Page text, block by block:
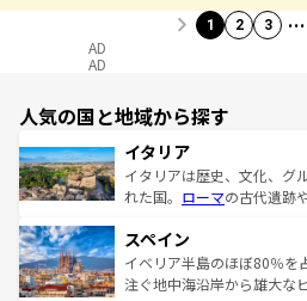
1 2 3 …
AD
AD
人気の国と地域から探す
イタリア
イタリアは歴史、文化、グ
れた国。 ローマの古代遺跡
ろん、トスカーナの美しい
景など、自然景観も見逃せ
ピザやパスタなど、絶品の
スペイン
イベリア半島のほぼ80％を
注ぐ地中海沿岸から雄大な